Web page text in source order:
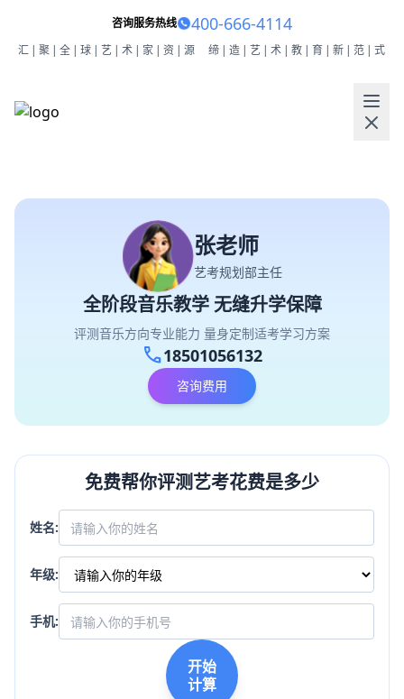
咨询服务热线 400-666-4114
汇|聚|全|球|艺|术|家|资|源 缔|造|艺|术|教|育|新|范|式
张老师
艺考规划部主任
全阶段音乐教学 无缝升学保障
评测音乐方向专业能力 量身定制适考学习方案
call18501056132
咨询费用
免费帮你评测艺考花费是多少
姓名:
年级:
手机:
开始
计算